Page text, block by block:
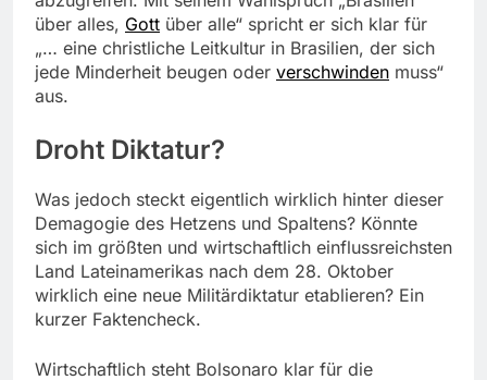
über alles, Gott über alle“ spricht er sich klar für
„… eine christliche Leitkultur in Brasilien, der sich
jede Minderheit beugen oder verschwinden muss“
aus.
Droht Diktatur?
Was jedoch steckt eigentlich wirklich hinter dieser
Demagogie des Hetzens und Spaltens? Könnte
sich im größten und wirtschaftlich einflussreichsten
Land Lateinamerikas nach dem 28. Oktober
wirklich eine neue Militärdiktatur etablieren? Ein
kurzer Faktencheck.
Wirtschaftlich steht Bolsonaro klar für die